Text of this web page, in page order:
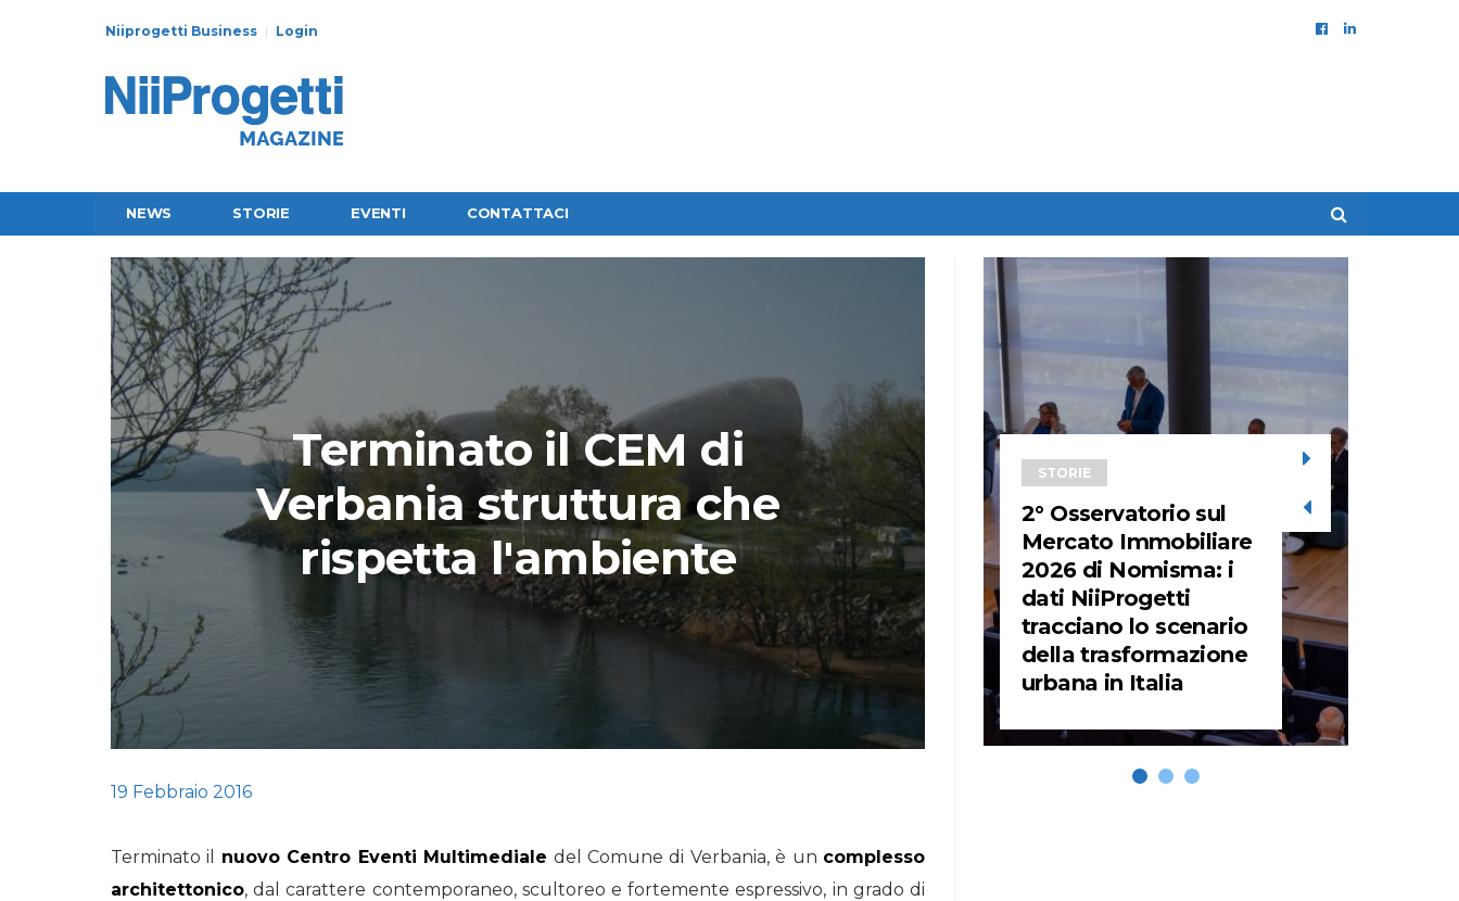
Niiprogetti Business Login
NEWS STORIE EVENTI CONTATTACI
Terminato il CEM di
Verbania struttura che
rispetta l'ambiente
19 Febbraio 2016
Terminato il nuovo Centro Eventi Multimediale del Comune di Verbania, è un complesso
architettonico, dal carattere contemporaneo, scultoreo e fortemente espressivo, in grado di
STORIE
URBAN
HEADQUARTERS. Il
video del terzo talk di
HEADQUARTERS
REMIX
STORIE
Urban Headquarters:
il workplace che
rigenera la città nel
nuovo talk di
STORIE
2° Osservatorio sul
Mercato Immobiliare
2026 di Nomisma: i
dati NiiProgetti
tracciano lo scenario
della trasformazione
urbana in Italia